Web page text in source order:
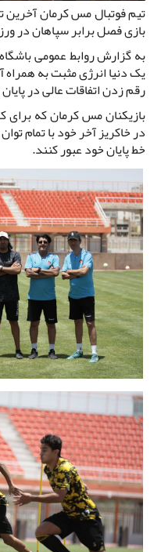
تیم فوتبال مس کرمان
بازی فصل برابر سپاهان در
به گزارش روابط عمومی
یک دنیا انرژی مثبت به
رقم زدن اتفاقات عالی در
بازیکنان مس کرمان که
در خاکریز آخر خود با تمام
خط پایان خود عبور کنند.